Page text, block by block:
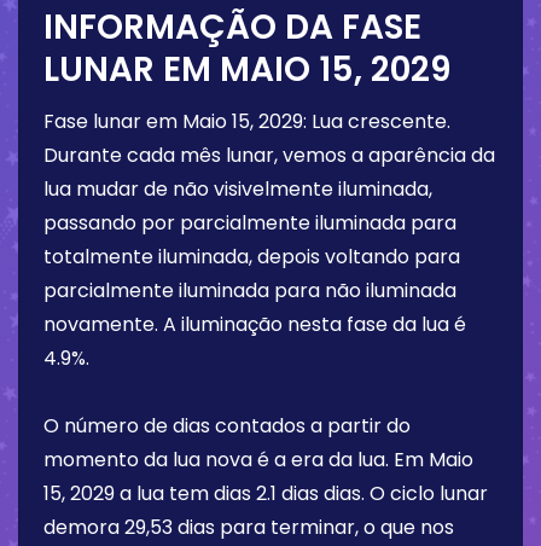
INFORMAÇÃO DA FASE
LUNAR EM MAIO 15, 2029
Fase lunar em Maio 15, 2029: Lua crescente.
Durante cada mês lunar, vemos a aparência da
lua mudar de não visivelmente iluminada,
passando por parcialmente iluminada para
totalmente iluminada, depois voltando para
parcialmente iluminada para não iluminada
novamente. A iluminação nesta fase da lua é
4.9%.
O número de dias contados a partir do
momento da lua nova é a era da lua. Em Maio
15, 2029a lua tem dias 2.1 dias dias. O ciclo lunar
demora 29,53 dias para terminar, o que nos